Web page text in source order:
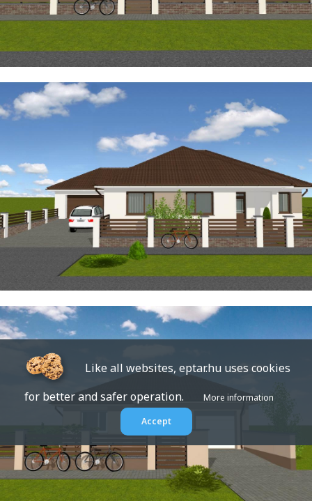
Like all websites, eptar.hu uses cookies
for better and safer operation.
More information
Accept